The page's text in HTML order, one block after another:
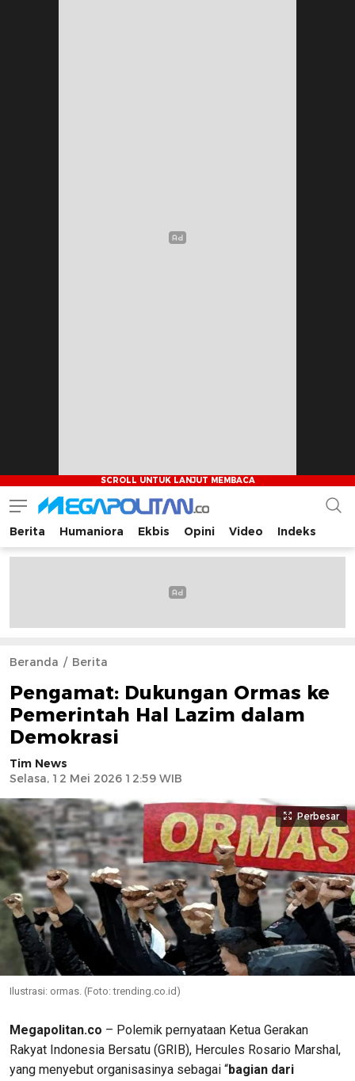
Megapolitan.co
Menyajikan berita-berita fakta bagi pembaca
Berita Humaniora Ekbis Opini Video Indeks
Beranda Berita
Pengamat: Dukungan Ormas ke
Pemerintah Hal Lazim dalam
Demokrasi
Tim News
Selasa, 12 Mei 2026 12:59 WIB
Perbesar
Ilustrasi: ormas. (Foto: trending.co.id)
Megapolitan.co – Polemik pernyataan Ketua Gerakan
Rakyat Indonesia Bersatu (GRIB), Hercules Rosario Marshal,
yang menyebut organisasinya sebagai “bagian dari